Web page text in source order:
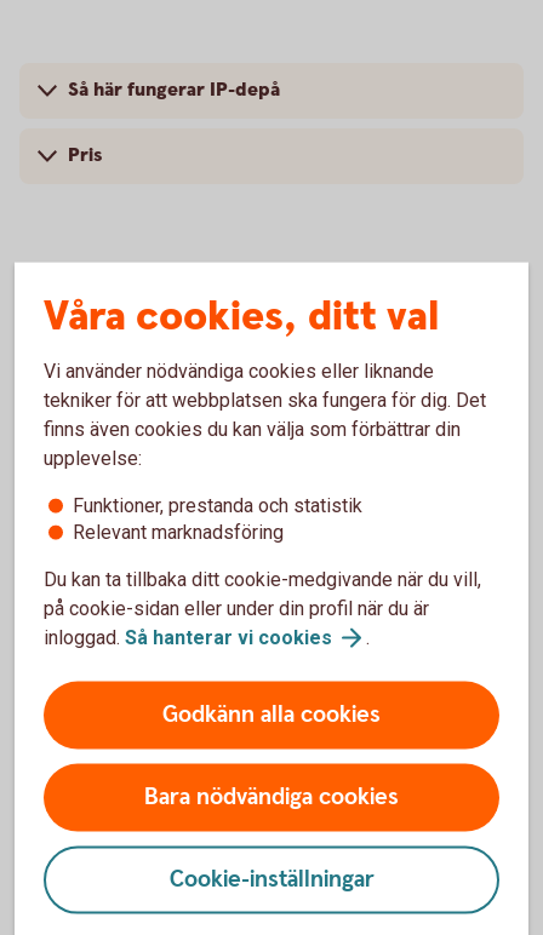
Så här fungerar IP-depå
Pris
Skaffa IP-depå
Besök oss
Välkommen till ett av våra kontor så hjälper vi dig.
Hitta dittbankkontor
Telefonnummer till kontor ochsupport
Vanliga frågor och svar
Våra cookies, ditt val
Vi använder nödvändiga cookies eller liknande
tekniker för att webbplatsen ska fungera för dig. Det
finns även cookies du kan välja som förbättrar din
upplevelse:
Funktioner, prestanda och statistik
Relevant marknadsföring
Du kan ta tillbaka ditt cookie-medgivande när du vill,
på cookie-sidan eller under din profil när du är
inloggad. Så hanterar vi cookies .
Godkänn alla cookies
Bara nödvändiga cookies
Cookie-inställningar